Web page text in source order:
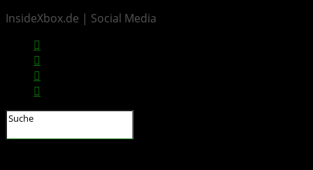
InsideXbox.de | Social Media